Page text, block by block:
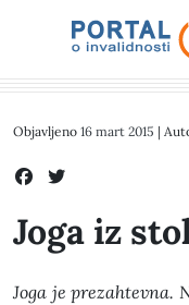
Objavljeno 16 mart 2015 |
Joga iz
Joga je prezahtevna.